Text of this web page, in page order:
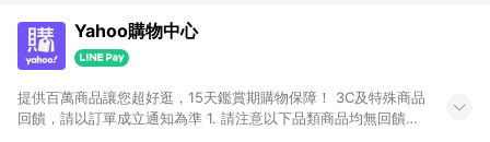
Yahoo購物中心
提供百萬商品讓您超好逛，15天鑑賞期購物保障！ 3C及特殊商品
回饋，請以訂單成立通知為準 1. 請注意以下品類商品均無回饋：